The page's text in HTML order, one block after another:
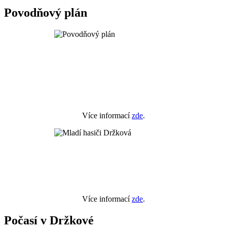
Povodňový plán
Více informacízde.
Více informacízde.
Počasí v Držkové